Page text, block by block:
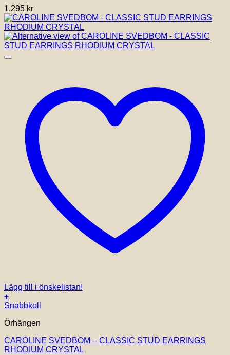
1,295 kr
Lägg till i önskelistan!
+
Snabbkoll
Örhängen
CAROLINE SVEDBOM – CLASSIC STUD EARRINGS
RHODIUM CRYSTAL